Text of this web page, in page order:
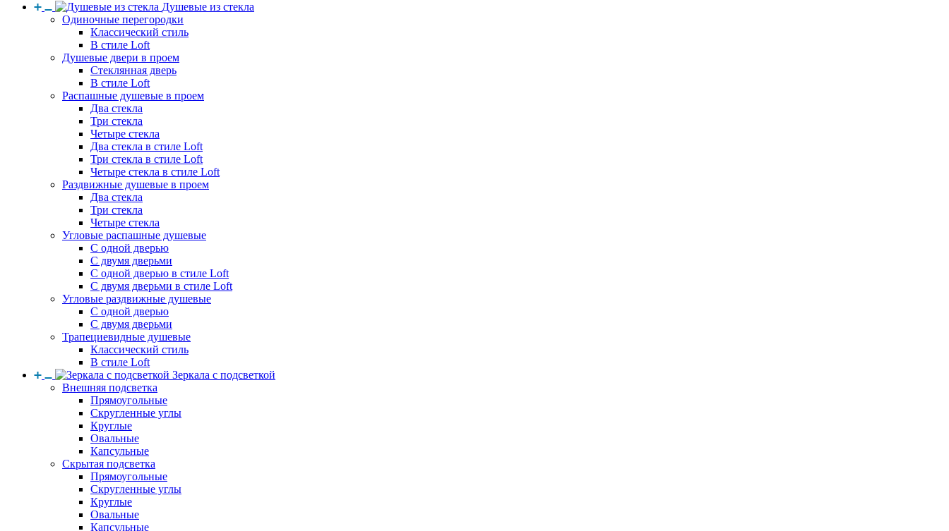
Душевые из стекла
Одиночные перегородки
Классический стиль
В стиле Loft
Душевые двери в проем
Стеклянная дверь
В стиле Loft
Распашные душевые в проем
Два стекла
Три стекла
Четыре стекла
Два стекла в стиле Loft
Три стекла в стиле Loft
Четыре стекла в стиле Loft
Раздвижные душевые в проем
Два стекла
Три стекла
Четыре стекла
Угловые распашные душевые
С одной дверью
С двумя дверьми
С одной дверью в стиле Loft
С двумя дверьми в стиле Loft
Угловые раздвижные душевые
С одной дверью
С двумя дверьми
Трапециевидные душевые
Классический стиль
В стиле Loft
Зеркала с подсветкой
Внешняя подсветка
Прямоугольные
Скругленные углы
Круглые
Овальные
Капсульные
Скрытая подсветка
Прямоугольные
Скругленные углы
Круглые
Овальные
Капсульные